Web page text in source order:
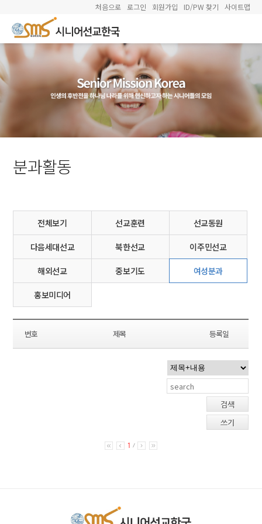
처음으로 로그인 회원가입 ID/PW 찾기 사이트맵
분과활동
전체보기 선교훈련 선교동원
다음세대선교 북한선교 이주민선교
해외선교 중보기도 여성분과
홍보미디어
번호 제목 등록일
검색
쓰기
1 /